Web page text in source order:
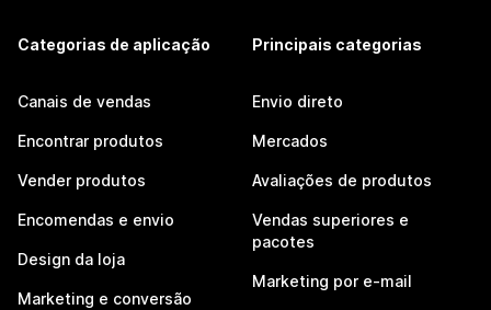
Categorias de aplicação
Canais de vendas
Encontrar produtos
Vender produtos
Encomendas e envio
Design da loja
Marketing e conversão
Principais categorias
Envio direto
Mercados
Avaliações de produtos
Vendas superiores e
pacotes
Marketing por e-mail